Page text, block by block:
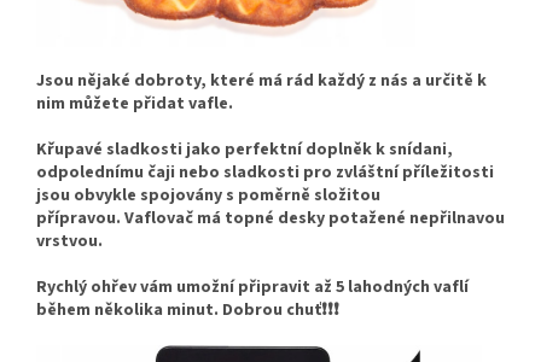
Jsou nějaké dobroty, které má rád každý z nás a určitě k
nim můžete přidat vafle.
Křupavé sladkosti jako perfektní doplněk k snídani,
odpolednímu čaji nebo sladkosti pro zvláštní příležitosti
jsou obvykle spojovány s poměrně složitou
přípravou. Vaflovač má topné desky potažené nepřilnavou
vrstvou.
Rychlý ohřev vám umožní připravit až 5 lahodných vaflí
během několika minut. Dobrou chuť❗❗❗